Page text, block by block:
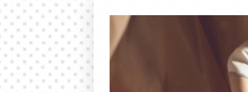
奢华与
日式经典会所，给您